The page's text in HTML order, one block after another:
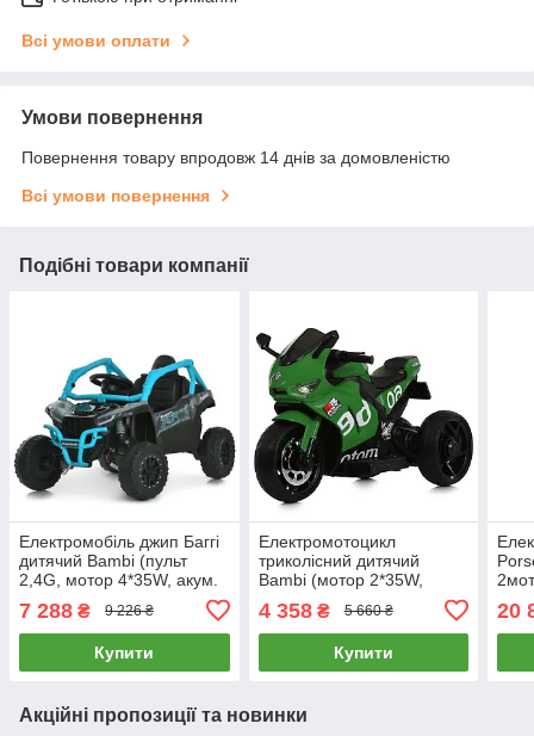
Всі умови оплати
Умови повернення
Повернення товару впродовж 14 днів за домовленістю
Всі умови повернення
Подібні товари компанії
Електромобіль джип Баггі
дитячий Bambi (пульт
2,4G, мотор 4*35W, акум.
JS330EBLR-2-4(24V)
Чорно-синій
7 288 ₴ 9 226 ₴
Купити
Електромотоцикл
триколісний дитячий
Bambi (мотор 2*35W,
аккум.1*12V4,5AH, EVA) M
6265EL-5 Зелений
4 358₴ 5 660 ₴
Купити
M
20
Акційні пропозиції та новинки